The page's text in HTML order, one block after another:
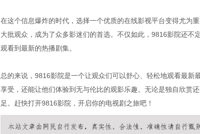
在这个信息爆炸的时代，选择一个优质的在线影视平台变得尤为
大批观众，成为了众多影迷们的首选。不仅如此，9816影院还不
观看到最新的热播剧集。
总的来说，9816影院是一个让观众们可以舒心、轻松地观看最新
享受，还能让他们体验到无与伦比的观影乐趣。无论是独自欣赏
足。赶快打开9816影院，开启你的电视剧之旅吧！